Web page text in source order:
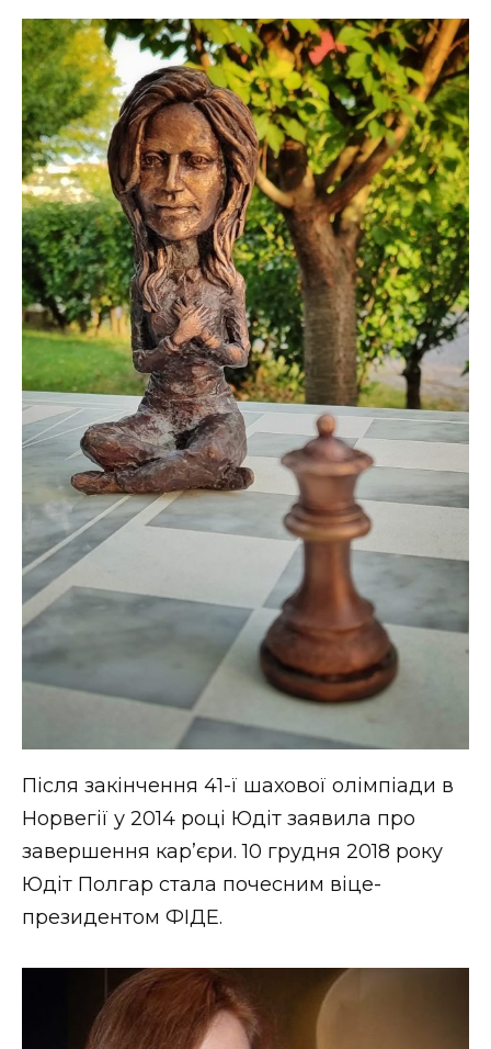
Після закінчення 41-ї шахової олімпіади в
Норвегії у 2014 році Юдіт заявила про
завершення кар’єри. 10 грудня 2018 року
Юдіт Полгар стала почесним віце-
президентом ФІДЕ.